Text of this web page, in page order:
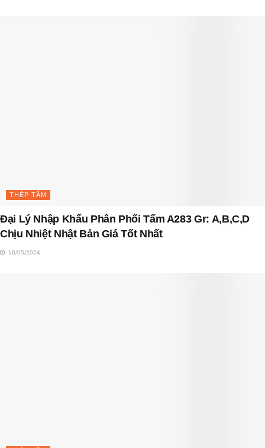
THÉP TẤM
Đại Lý Nhập Khẩu Phân Phối Tấm A283 Gr: A,B,C,D
Chịu Nhiệt Nhật Bản Giá Tốt Nhất
16/05/2024